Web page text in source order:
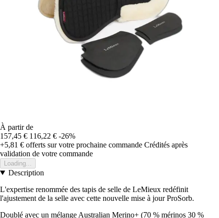
À partir de
157,45 € 116,22 € -26%
+5,81 € offerts sur votre prochaine commande Crédités après
validation de votre commande
Loading...
Description
L'expertise renommée des tapis de selle de LeMieux redéfinit
l'ajustement de la selle avec cette nouvelle mise à jour ProSorb.
Doublé avec un mélange Australian Merino+ (70 % mérinos 30 %